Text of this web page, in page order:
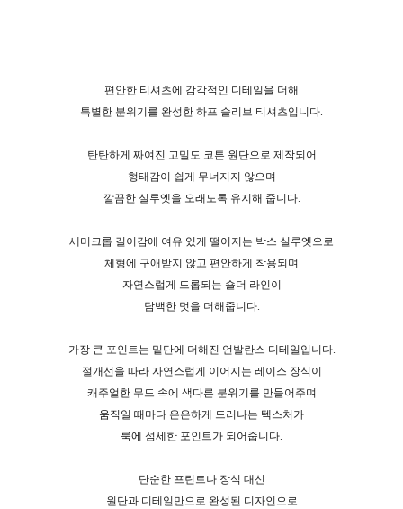
편안한 티셔츠에 감각적인 디테일을 더해
특별한 분위기를 완성한 하프 슬리브 티셔츠입니다.
탄탄하게 짜여진 고밀도 코튼 원단으로 제작되어
형태감이 쉽게 무너지지 않으며
깔끔한 실루엣을 오래도록 유지해 줍니다.
세미크롭 길이감에 여유 있게 떨어지는 박스 실루엣으로
체형에 구애받지 않고 편안하게 착용되며
자연스럽게 드롭되는 숄더 라인이
담백한 멋을 더해줍니다.
가장 큰 포인트는 밑단에 더해진 언발란스 디테일입니다.
절개선을 따라 자연스럽게 이어지는 레이스 장식이
캐주얼한 무드 속에 색다른 분위기를 만들어주며
움직일 때마다 은은하게 드러나는 텍스처가
룩에 섬세한 포인트가 되어줍니다.
단순한 프린트나 장식 대신
원단과 디테일만으로 완성된 디자인으로